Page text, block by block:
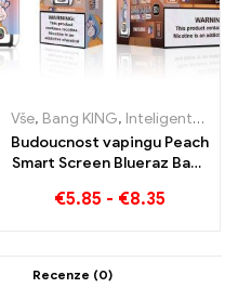
,Jednorázové e-
Vše, Bang KING, Inteligentní obrazovka Bang King 15000 Puff
Budoucnost vapingu Peach
Smart Screen Blueraz Bang
€5.85 - €8.35
Recenze (0)